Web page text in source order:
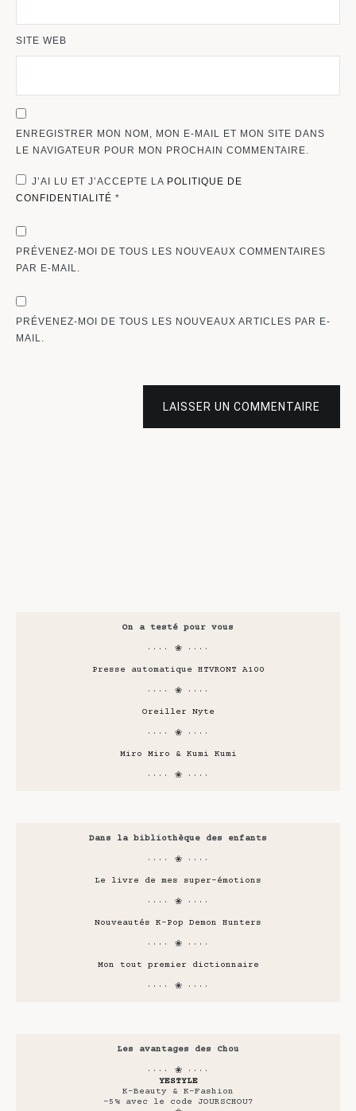
SITE WEB
ENREGISTRER MON NOM, MON E-MAIL ET MON SITE DANS
LE NAVIGATEUR POUR MON PROCHAIN COMMENTAIRE.
J’AI LU ET J’ACCEPTE LA POLITIQUE DE
CONFIDENTIALITÉ *
PRÉVENEZ-MOI DE TOUS LES NOUVEAUX COMMENTAIRES
PAR E-MAIL.
PRÉVENEZ-MOI DE TOUS LES NOUVEAUX ARTICLES PAR E-
MAIL.
LAISSER UN COMMENTAIRE
On a testé pour vous
···· ❀ ····
Presse automatique HTVRONT A100
···· ❀ ····
Oreiller Nyte
···· ❀ ····
Miro Miro & Kumi Kumi
···· ❀ ····
Dans la bibliothèque des enfants
···· ❀ ····
Le livre de mes super-émotions
···· ❀ ····
Nouveautés K-Pop Demon Hunters
···· ❀ ····
Mon tout premier dictionnaire
···· ❀ ····
Les avantages des Chou
···· ❀ ····
YESTYLE
K-Beauty & K-Fashion
-5% avec le code JOURSCHOU7